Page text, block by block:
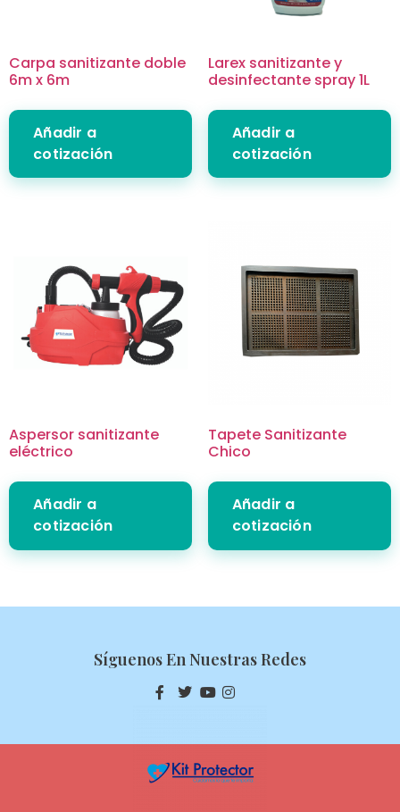
Carpa sanitizante doble
6m x 6m
Añadir a
cotización
Larex sanitizante y
desinfectante spray 1L
Añadir a
cotización
Aspersor sanitizante
eléctrico
Añadir a
cotización
Tapete Sanitizante
Chico
Añadir a
cotización
Síguenos En Nuestras Redes